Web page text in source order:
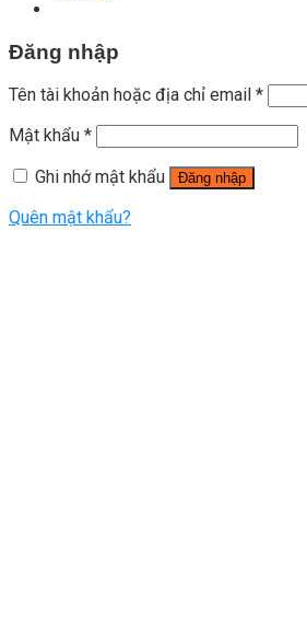
Đăng nhập
Tên tài khoản hoặc địa chỉ email *
Mật khẩu *
Ghi nhớ mật khẩu
Đăng nhập
Quên mật khẩu?